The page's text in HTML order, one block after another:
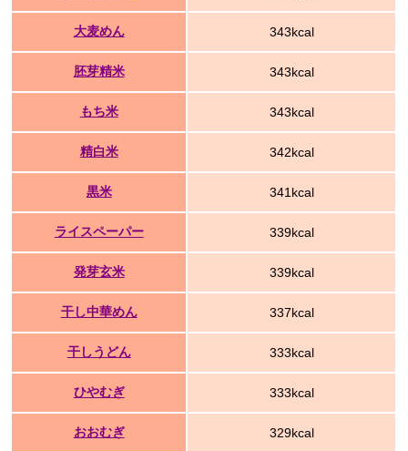
大麦めん 343kcal
胚芽精米 343kcal
もち米 343kcal
精白米 342kcal
黒米 341kcal
ライスペーパー 339kcal
発芽玄米 339kcal
干し中華めん 337kcal
干しうどん 333kcal
ひやむぎ 333kcal
おおむぎ 329kcal